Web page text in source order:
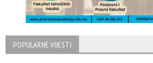
POPULARNE VIJESTI